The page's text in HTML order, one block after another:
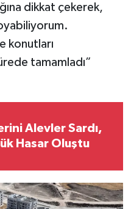
dikkat çekerek,
konutları
tamamladı”
Alevler Sardı,
Hasar Oluştu